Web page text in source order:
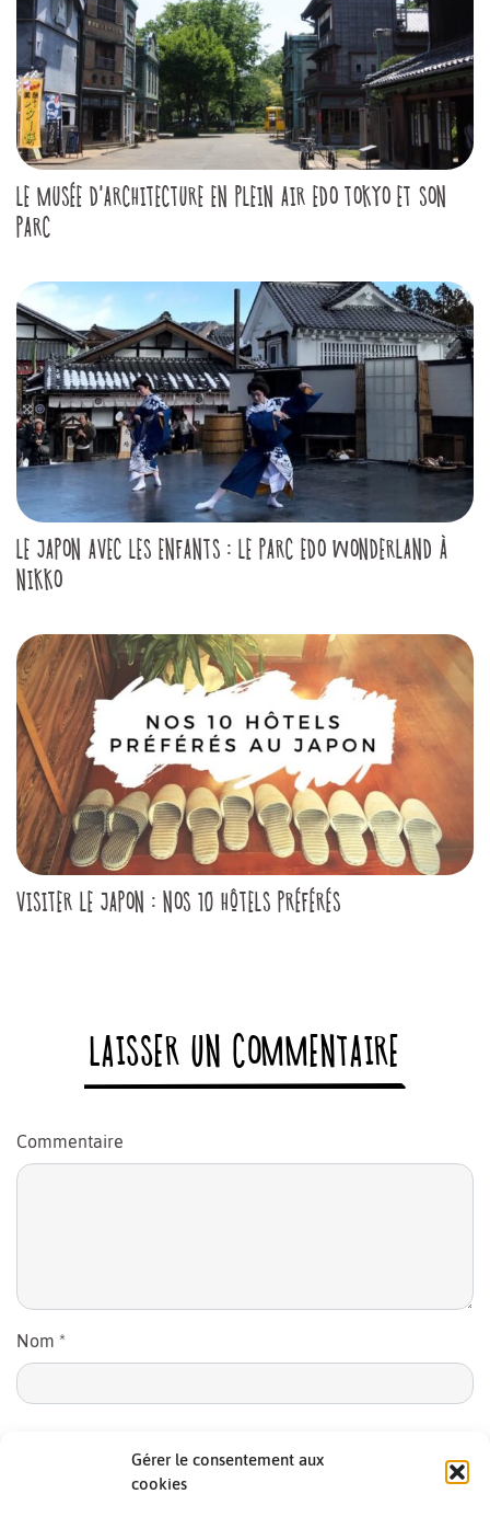
Gérer le consentement aux
cookies
LE MUSÉE D'ARCHITECTURE EN PLEIN AIR EDO TOKYO ET SON
PARC
LE JAPON AVEC LES ENFANTS : LE PARC EDO WONDERLAND À
NIKKO
VISITER LE JAPON : NOS 10 HÔTELS PRÉFÉRÉS
LAISSER UN COMMENTAIRE
Commentaire
Nom *